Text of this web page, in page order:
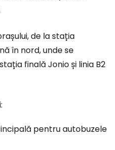
de la stația
în nord, unde se
finală Jonio și linia B2
pentru autobuzele